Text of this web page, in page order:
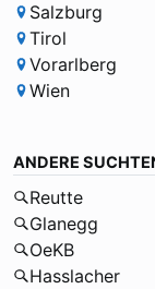
Salzburg
Tirol
Vorarlberg
Wien
ANDERE
Reutte
Glanegg
OeKB
Hasslacher